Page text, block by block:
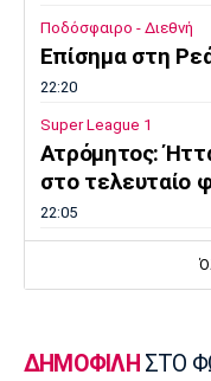
Ποδόσφαιρο - Διεθνή
Επίσημα στη
22:20
Super League 1
Ατρόμητος:
στο τελευταίο
22:05
Κούβελος σε
Super League 2
ΔΗΜΟΦΙΛΗΣΤΟ